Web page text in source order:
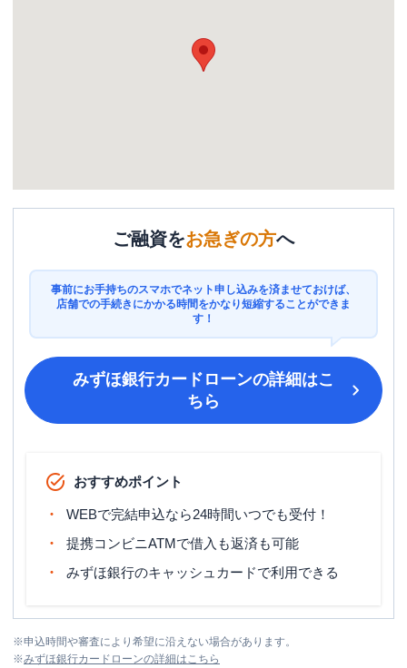
ご融資をお急ぎの方へ
事前にお手持ちのスマホでネット申し込みを済ませておけば、
店舗での手続きにかかる時間をかなり短縮することができま
す！
みずほ銀行カードローンの詳細はこ
ちら
おすすめポイント
WEBで完結申込なら24時間いつでも受付！
提携コンビニATMで借入も返済も可能
みずほ銀行のキャッシュカードで利用できる
※申込時間や審査により希望に沿えない場合があります。
※みずほ銀行カードローンの詳細はこちら